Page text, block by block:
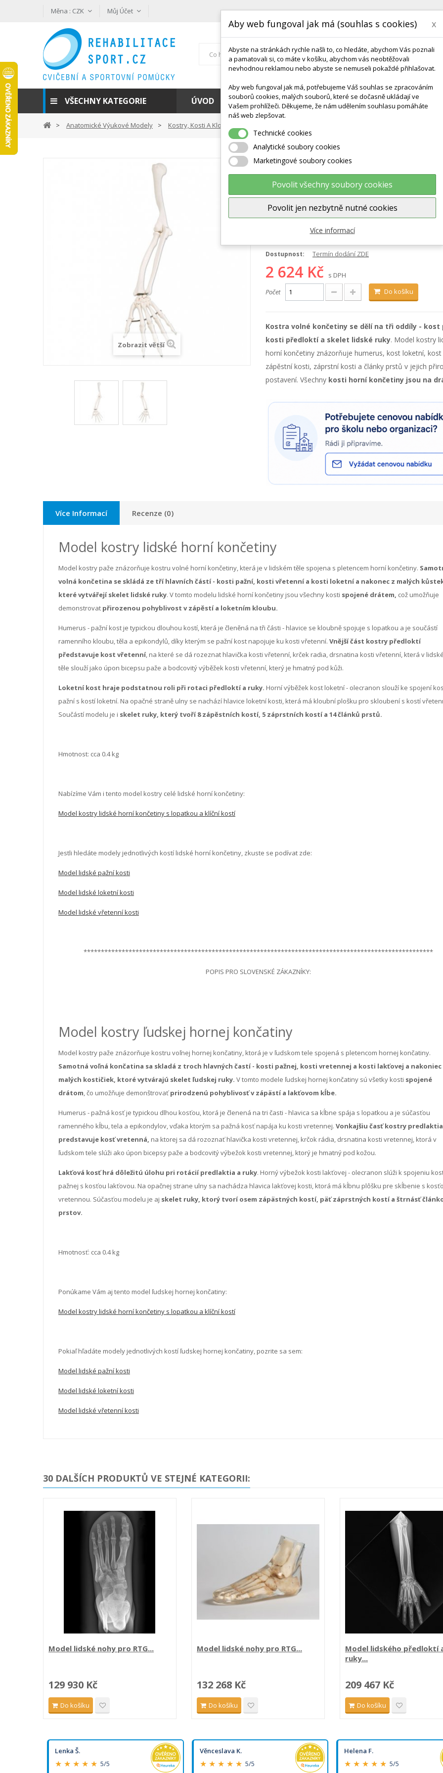
Měna : CZK Můj Účet
VŠECHNY KATEGORIE ÚVOD KONTAKT DODÁNÍ A TERMÍNY CZ & SK
Anatomické Výukové Modely Kostry, Kosti A Klouby
Zobrazit větší
Model kostry lidské horní
Výrobce:3B Scientific
Dostupnost: Termín dodání ZDE
2 624 Kč
s DPH
Počet
Do košíku
Kostra volné končetiny se dělí na tři oddíly - kost
kosti předloktí a skelet lidské ruky. Model kostry
horní končetiny znázorňuje humerus, kost loketní,
zápěstní kosti, záprstní kosti a články prstů v jejich
postavení. Všechny kosti horní končetiny jsou na
Více Informací Recenze (0)
Model kostry lidské horní končetiny
Model kostry paže znázorňuje kostru volné horní končetiny, která je v lidském těle spojena s pletencem horní končetiny.
volná končetina se skládá ze tří hlavních částí - kosti pažní, kosti vřetenní a kosti loketní a nakonec z malých
které vytvářejí skelet lidské ruky. V tomto modelu lidské horní končetiny jsou všechny kosti spojené drátem, což umožňuje
demonstrovat přirozenou pohyblivost v zápěstí a loketním kloubu.
Humerus - pažní kost je typickou dlouhou kostí, která je členěná na tři části - hlavice se kloubně spojuje s lopatkou a je součástí
ramenního kloubu, těla a epikondylů, díky kterým se pažní kost napojuje ku kosti vřetenní. Vnější část kostry předloktí
představuje kost vřetenní, na které se dá rozeznat hlavička kosti vřetenní, krček radia, drsnatina kosti vřetenní, která v
těle slouží jako úpon bicepsu paže a bodcovitý výběžek kosti vřetenní, který je hmatný pod kůži.
Loketní kost hraje podstatnou roli při rotaci předloktí a ruky. Horní výběžek kost loketní - olecranon slouží ke spojení
pažní s kostí loketní. Na opačné straně ulny se nachází hlavice loketní kosti, která má kloubní plošku pro skloubení s kostí
Součástí modelu je i skelet ruky, který tvoří 8 zápěstních kostí, 5 záprstních kostí a 14 článků prstů.
Hmotnost: cca 0.4 kg
Nabízíme Vám i tento model kostry celé lidské horní končetiny:
Model kostry lidské horní končetiny s lopatkou a klíční kostí
Jestli hledáte modely jednotlivých kostí lidské horní končetiny, zkuste se podívat zde:
Model lidské pažní kosti
Model lidské loketní kosti
Model lidské vřetenní kosti
*****************************************************************************************************
POPIS PRO SLOVENSKÉ ZÁKAZNÍKY:
Model kostry ľudskej hornej končatiny
Model kostry paže znázorňuje kostru voľnej hornej končatiny, ktorá je v ľudskom tele spojená s pletencom hornej končatiny.
Samotná voľná končatina sa skladá z troch hlavných častí - kosti pažnej, kosti vretennej a kosti lakťovej a nakoniec
malých kostičiek, ktoré vytvárajú skelet ľudskej ruky. V tomto modele ľudskej hornej končatiny sú všetky kosti spojené
drátom, čo umožňuje demonštrovaťprirodzenú pohyblivosť v zápästí a lakťovom kĺbe.
Humerus - pažná kosť je typickou dlhou kosťou, ktorá je členená na tri časti - hlavica sa kĺbne spája s lopatkou a je súčasťou
ramenného kĺbu, tela a epikondylov, vďaka ktorým sa pažná kosť napája ku kosti vretennej. Vonkajšiu časť kostry predlaktia
predstavuje kosť vretenná, na ktorej sa dá rozoznať hlavička kosti vretennej, krčok rádia, drsnatina kosti vretennej, ktorá v
ľudskom tele slúži ako úpon bicepsy paže a bodcovitý výbežok kosti vretennej, ktorý je hmatný pod kožou.
Lakťová kosť hrá dôležitú úlohu pri rotácií predlaktia a ruky. Horný výbežok kosti lakťovej - olecranon slúži k spojeniu
pažnej s kosťou lakťovou. Na opačnej strane ulny sa nachádza hlavica lakťovej kosti, ktorá má kĺbnu plôšku pre skĺbenie s
vretennou. Súčasťou modelu je aj skelet ruky, ktorý tvorí osem zápästných kostí, päť záprstných kostí a štrnásť
prstov.
Hmotnosť: cca 0.4 kg
Ponúkame Vám aj tento model ľudskej hornej končatiny:
Model kostry lidské horní končetiny s lopatkou a klíční kostí
Pokiaľ hľadáte modely jednotlivých kostí ľudskej hornej končatiny, pozrite sa sem:
Model lidské pažní kosti
Model lidské loketní kosti
Model lidské vřetenní kosti
30 DALŠÍCH PRODUKTŮ VE STEJNÉ KATEGORII:
Model lidské nohy pro RTG...
129 930 Kč
Do košíku
Model lidské nohy pro RTG...
132 268 Kč
Do košíku
Model lidského předloktí
ruky...
209 467 Kč
Do košíku
Lenka Š.
★ ★ ★ ★ ★ 5/5
Věnceslava K.
★ ★ ★ ★ ★ 5/5
Helena F.
★ ★ ★ ★ ★ 5/5
Aby web fungoval jak má (souhlas s cookies) x
Abyste na stránkách rychle našli to, co hledáte, abychom Vás poznali
a pamatovali si, co máte v košíku, abychom vás neobtěžovali
nevhodnou reklamou nebo abyste se nemuseli pokaždé přihlašovat.
Aby web fungoval jak má, potřebujeme Váš souhlas se zpracováním
souborů cookies, malých souborů, které se dočasně ukládají ve
Vašem prohlížeči. Děkujeme, že nám udělením souhlasu pomáháte
náš web zlepšovat.
Technické cookies
Analytické soubory cookies
Marketingové soubory cookies
Povolit všechny soubory cookies
Povolit jen nezbytně nutné cookies
Více informací